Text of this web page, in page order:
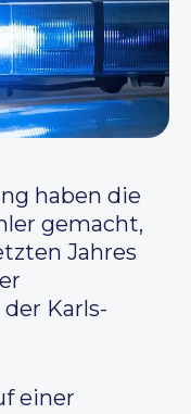
haben die
gemacht,
Jahres
Karls-
einer